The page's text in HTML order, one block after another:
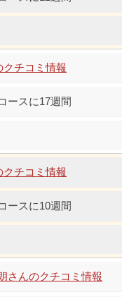
クチコミ情報
ースに17週間
クチコミ情報
ースに10週間
さんのクチコミ情報